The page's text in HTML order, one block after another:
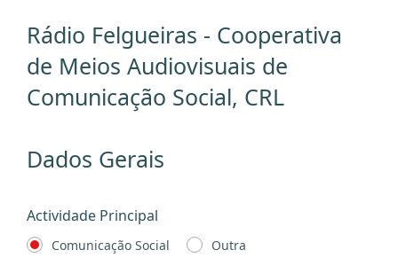
Rádio Felgueiras - Cooperativa
de Meios Audiovisuais de
Comunicação Social, CRL
Dados Gerais
Actividade Principal
Comunicação Social Outra